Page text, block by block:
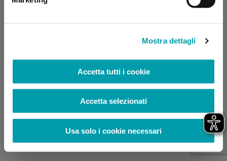
Mostra dettagli
Accetta tutti i cookie
Accetta selezionati
Usa solo i cookie necessari